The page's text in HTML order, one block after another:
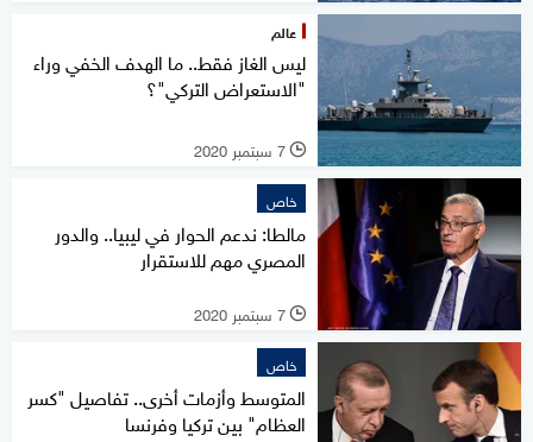
عالم
ليس الغاز فقط.. ما الهدف الخفي وراء
"الاستعراض التركي"؟
l 7 سبتمبر 2020
خاص
مالطا: ندعم الحوار في ليبيا.. والدور
المصري مهم للاستقرار
l 7 سبتمبر 2020
خاص
المتوسط وأزمات أخرى.. تفاصيل "كسر
العظام" بين تركيا وفرنسا